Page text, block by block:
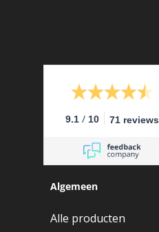
9.1 / 10 71 reviews
Algemeen
Alle producten